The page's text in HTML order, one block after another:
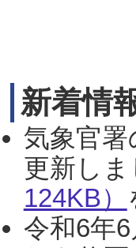
新着情
気象官
更新し
124KB）
令和6年